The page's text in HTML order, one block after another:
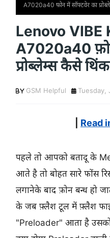
A7020a40 फ़ोन में सॉफ्टवेर का
Lenovo VIBE
A7020a40
प्रोब्लेम्स कैसे
GSM Helpful Tuesday,
Read
पहले तो आपको बतादू के
आते है तो बोहत सारे फोंस
लगानेके बाद फ़ोन बन्ध हो
के जब फ़्लैश टूल में फ़्लैश
"Preloader" आता है